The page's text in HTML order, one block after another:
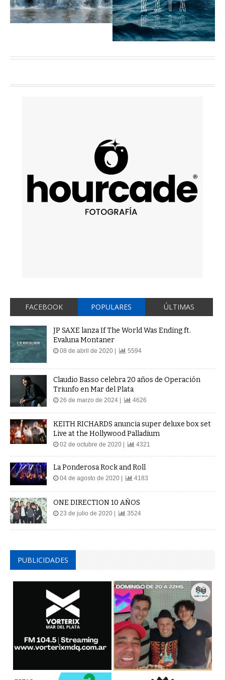
FACEBOOK POPULARES ÚLTIMAS
JP SAXE lanza If The World Was Ending ft.
Evaluna Montaner
08 de abril de 2020 | 5594
Claudio Basso celebra 20 años de Operación
Triunfo en Mar del Plata
26 de marzo de 2024 | 4626
KEITH RICHARDS anuncia super deluxe box set
Live at the Hollywood Palladium
02 de octubre de 2020 | 4321
La Ponderosa Rock and Roll
04 de agosto de 2020 | 4183
ONE DIRECTION 10 AÑOS
23 de julio de 2020 | 3524
PUBLICIDADES